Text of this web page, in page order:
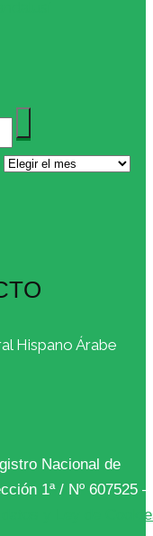
Archivos
Hispano Árabe
Nacional de
1ª / Nº 607525
datos y Ley de